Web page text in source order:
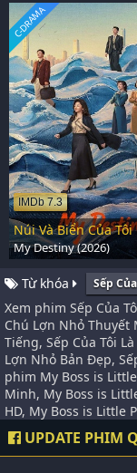
IMDb 7.3
C-DRAMA
Núi Và Biển Của Tôi
My Destiny (2026)
Từ khóa Sếp
Xem phim Sếp Của
Chú Lợn Nhỏ Thuyết
Tiếng, Sếp Của Tôi
Lợn Nhỏ Bản Đẹp,
phim My Boss is
Minh, My Boss is
HD, My Boss is Little
UPDATE PHIM